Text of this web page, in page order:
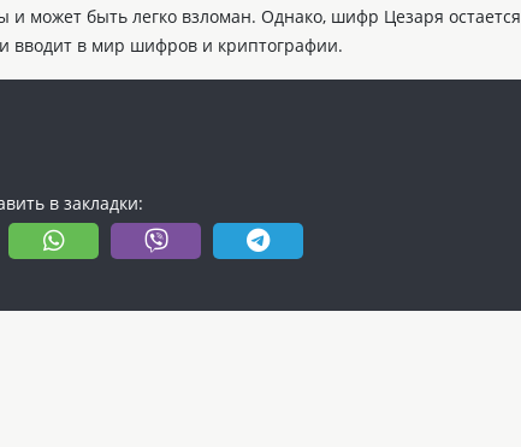
может быть легко взломан. Однако, шифр Цезаря остается
вводит в мир шифров и криптографии.
в закладки: